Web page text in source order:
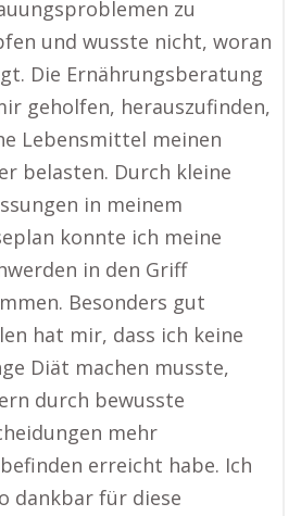
zu
und wusste nicht, woran
Die Ernährungsberatung
geholfen, herauszufinden,
Lebensmittel meinen
belasten. Durch kleine
in meinem
konnte ich meine
in den Griff
Besonders gut
hat mir, dass ich keine
Diät machen musste,
durch bewusste
mehr
erreicht habe. Ich
dankbar für diese